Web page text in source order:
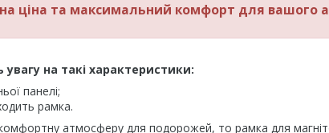
ціна та максимальний комфорт для вашого
на такі характеристики:
панелі;
рамка.
атмосферу для подорожей, то рамка для